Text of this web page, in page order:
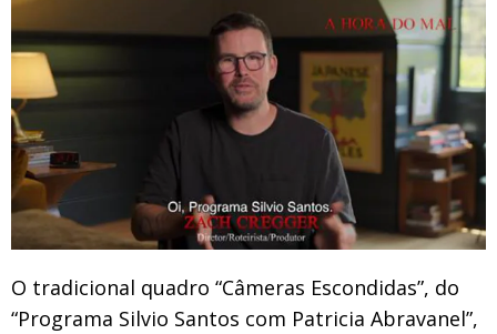
O tradicional quadro “Câmeras Escondidas”, do
“Programa Silvio Santos com Patricia Abravanel”,